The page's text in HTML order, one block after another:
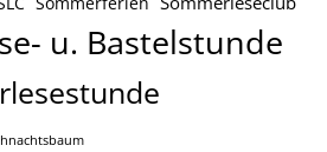
u. Bastelstunde